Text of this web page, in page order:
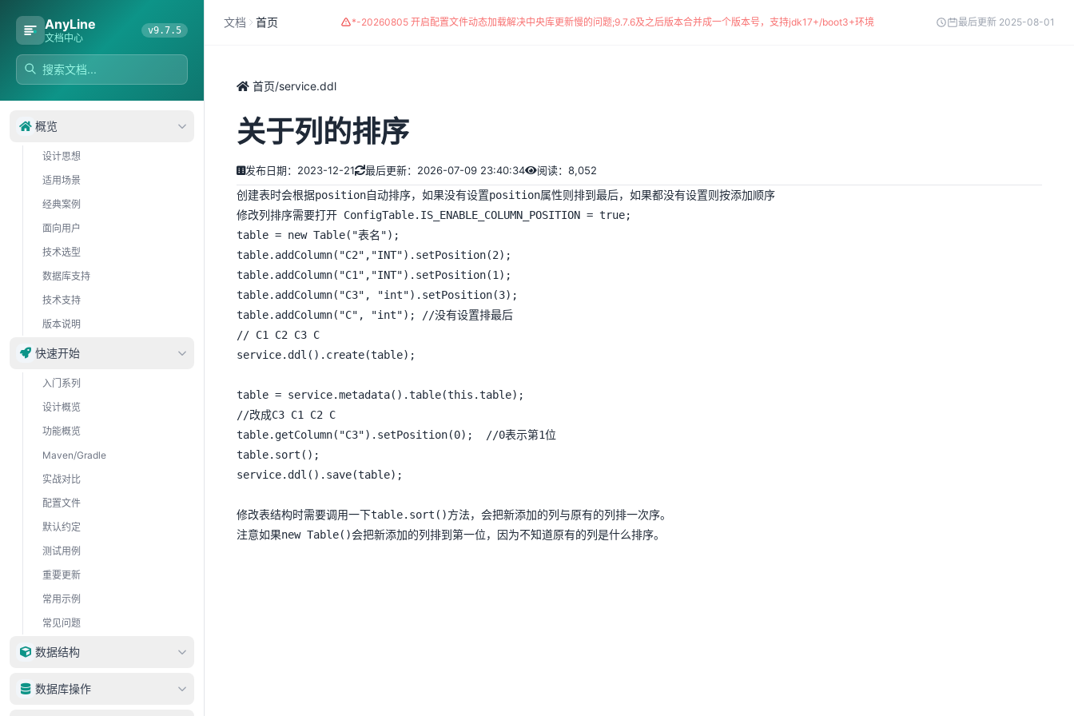
AnyLine
文档中心
v9.7.5
概览
设计思想
适用场景
经典案例
面向用户
技术选型
数据库支持
技术支持
版本说明
快速开始
入门系列
设计概览
功能概览
Maven/Gradle
实战对比
配置文件
默认约定
测试用例
重要更新
常用示例
常见问题
数据结构
DataType
数据库操作
文档 首页 *-20260805 开启配置文件动态加载解决中央库更新慢的问题;9.7.6及之后版本合并成一个版本号，支持jdk17+/boot3+环境 最后更新 2025-08-01
首页/service.ddl
关于列的排序
发布日期：2023-12-21 最后更新：2026-07-09 23:40:34
阅读：8,052
创建表时会根据position自动排序，如果没有设置position属性则排到最后，如果都没有设置则按添加顺序
table = new Table("表名");
table.addColumn("C2","INT").setPosition(2);
table.addColumn("C1","INT").setPosition(1);
table.addColumn("C3", "int").setPosition(3);
table.addColumn("C", "int"); //没有设置排最后
// C1 C2 C3 C
service.ddl().create(table);
table = service.metadata().table(this.table);
//改成C3 C1 C2 C
table.getColumn("C3").setPosition(0);  //0表示第1位
table.sort();
service.ddl().save(table);
修改表结构时需要调用一下table.sort()方法，会把新添加的列与原有的列排一次序。
注意如果new Table()会把新添加的列排到第一位，因为不知道原有的列是什么排序。